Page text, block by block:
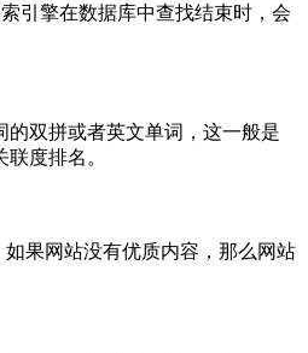
引擎在数据库中查找结束时，会
双拼或者英文单词，这一般是
度排名。
果网站没有优质内容，那么网站